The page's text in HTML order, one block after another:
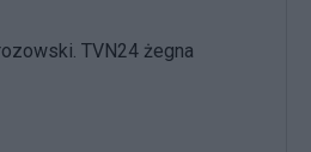
TVN24 żegna